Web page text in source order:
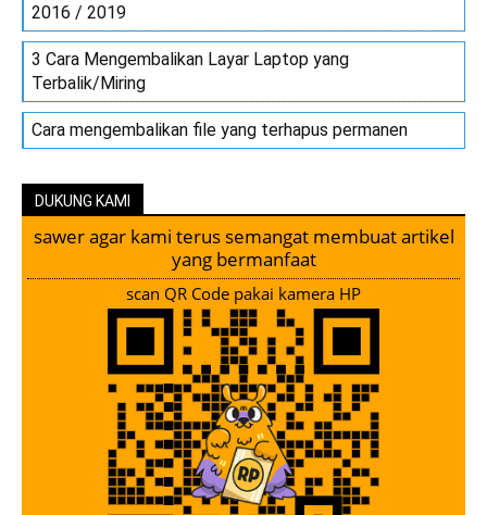
2016 / 2019
3 Cara Mengembalikan Layar Laptop yang
Terbalik/Miring
Cara mengembalikan file yang terhapus permanen
DUKUNG KAMI
sawer agar kami terus semangat membuat artikel
yang bermanfaat
scan QR Code pakai kamera HP